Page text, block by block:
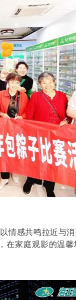
情感共鸣拉近与
在家庭观影的温